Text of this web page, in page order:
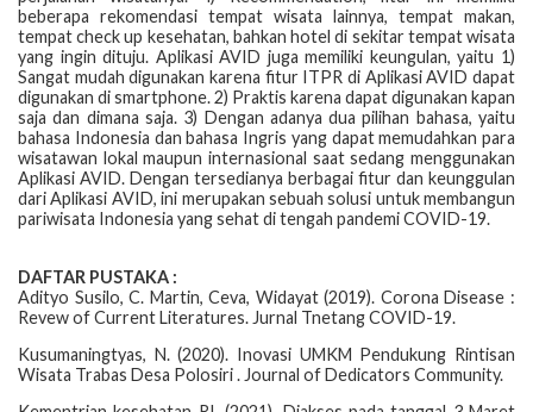
beberapa rekomendasi tempat wisata lainnya, tempat makan,
tempat check up kesehatan, bahkan hotel di sekitar tempat wisata
yang ingin dituju. Aplikasi AVID juga memiliki keungulan, yaitu 1)
Sangat mudah digunakan karena fitur ITPR di Aplikasi AVID dapat
digunakan di smartphone. 2) Praktis karena dapat digunakan kapan
saja dan dimana saja. 3) Dengan adanya dua pilihan bahasa, yaitu
bahasa Indonesia dan bahasa Ingris yang dapat memudahkan para
wisatawan lokal maupun internasional saat sedang menggunakan
Aplikasi AVID. Dengan tersedianya berbagai fitur dan keunggulan
dari Aplikasi AVID, ini merupakan sebuah solusi untuk membangun
pariwisata Indonesia yang sehat di tengah pandemi COVID-19.
DAFTAR PUSTAKA :
Adityo Susilo, C. Martin, Ceva, Widayat (2019). Corona Disease :
Revew of Current Literatures. Jurnal Tnetang COVID-19.
Kusumaningtyas, N. (2020). Inovasi UMKM Pendukung Rintisan
Wisata Trabas Desa Polosiri . Journal of Dedicators Community.